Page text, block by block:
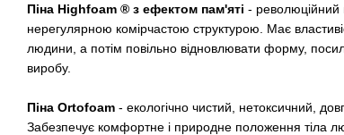
Піна Highfoam ® з ефектом пам'яті - революційний
нерегулярною комірчастою структурою. Має
людини, а потім повільно відновлювати форму,
виробу.
Піна Ortofoam - екологічно чистий, нетоксичний,
Забезпечує комфортне і природне положення тіла